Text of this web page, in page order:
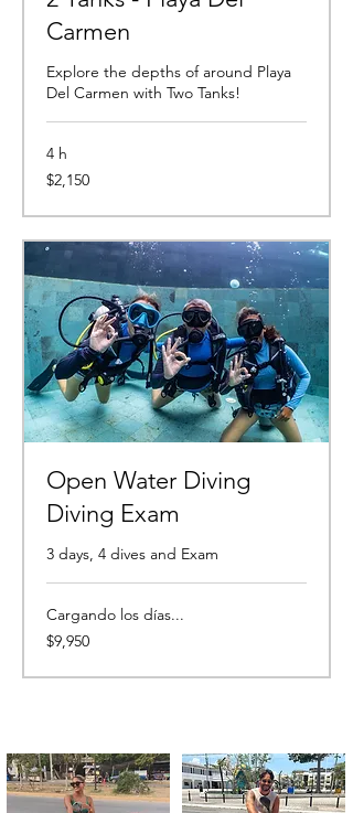
Carmen
Explore the depths of around Playa
Del Carmen with Two Tanks!
4 h
2,150
pesos
$2,150
Open Water Diving
Diving Exam
3 days, 4 dives and Exam
Cargando los días...
9,950
pesos
$9,950